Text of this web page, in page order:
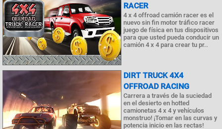
RACER
4 x 4 offroad camión racer es el
nuevo sin fin motor tráfico racer
juego de física en tus dispositivos
para que usted pueda conducir un
camión 4 x 4 para crear tu pr..
DIRT TRUCK 4X4
OFFROAD RACING
Carrera a través de la suciedad
en el desierto en hotted
camionetas 4 x 4 y vehículos
monstruo! ¡Tomar en las curvas y
potencia inicio en las rectas!